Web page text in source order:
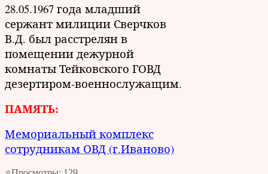
28.05.1967 года младший
сержант милиции Сверчков
В.Д. был расстрелян в
помещении дежурной
комнаты Тейковского ГОВД
дезертиром-военнослужащим.
ПАМЯТЬ:
Мемориальный комплекс
сотрудникам ОВД (г.Иваново)